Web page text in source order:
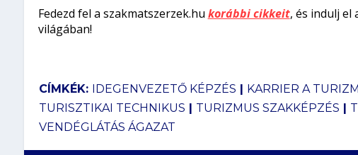
Fedezd fel a szakmatszerzek.hu korábbi cikkeit, és indulj el
világában!
CÍMKÉK: IDEGENVEZETŐ KÉPZÉS | KARRIER A
TURISZTIKAI TECHNIKUS | TURIZMUS SZAKKÉPZÉS |
VENDÉGLÁTÁS ÁGAZAT